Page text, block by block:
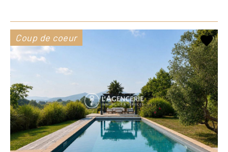
Coup de coeur